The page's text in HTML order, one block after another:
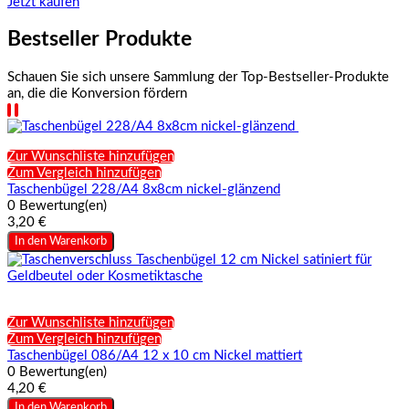
Bestseller Produkte
Schauen Sie sich unsere Sammlung der Top-Bestseller-Produkte
an, die die Konversion fördern
Zur Wunschliste hinzufügen
Zum Vergleich hinzufügen
Taschenbügel 228/A4 8x8cm nickel-glänzend
0 Bewertung(en)
3,20 €
In den Warenkorb
Zur Wunschliste hinzufügen
Zum Vergleich hinzufügen
Taschenbügel 086/A4 12 x 10 cm Nickel mattiert
0 Bewertung(en)
4,20 €